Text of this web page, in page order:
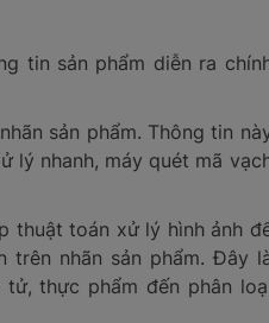
tin sản phẩm diễn ra
sản phẩm. Thông tin
lý nhanh, máy quét mã
thuật toán xử lý hình ảnh
trên nhãn sản phẩm. Đây
thực phẩm đến phân